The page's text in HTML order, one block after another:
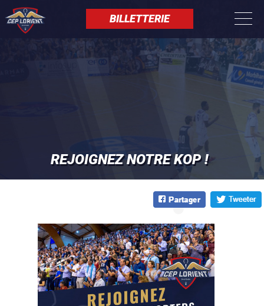
au
contenu
principal
BILLETTERIE
REJOIGNEZ NOTRE KOP !
Panneau de gestion des cookies